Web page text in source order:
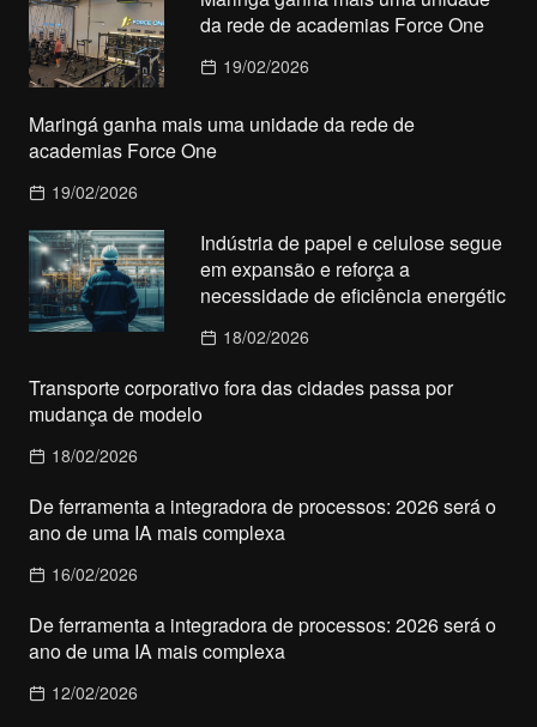
da rede de academias Force One
19/02/2026
Maringá ganha mais uma unidade da rede de
academias Force One
19/02/2026
Indústria de papel e celulose segue
em expansão e reforça a
necessidade de eficiência energétic
18/02/2026
Transporte corporativo fora das cidades passa por
mudança de modelo
18/02/2026
De ferramenta a integradora de processos: 2026 será o
ano de uma IA mais complexa
16/02/2026
De ferramenta a integradora de processos: 2026 será o
ano de uma IA mais complexa
12/02/2026